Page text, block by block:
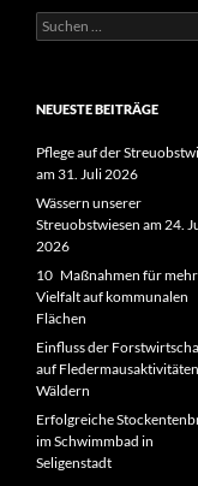
Suchen
nach:
NEUESTE BEITRÄGE
Pflege auf der
am 31. Juli 2026
Wässern unserer
Streuobstwiesen am 24.
2026
10 Maßnahmen für mehr
Vielfalt auf kommunalen
Flächen
Einfluss der
auf
Wäldern
Erfolgreiche
im Schwimmbad in
Seligenstadt